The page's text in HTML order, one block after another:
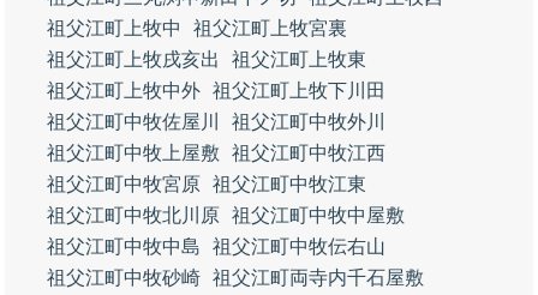
祖父江町上牧中
祖父江町上牧宮裏
祖父江町上牧戌亥出
祖父江町上牧東
祖父江町上牧中外 祖父江町上牧下川田
祖父江町中牧佐屋川
祖父江町中牧外川
祖父江町中牧上屋敷
祖父江町中牧江西
祖父江町中牧宮原 祖父江町中牧江東
祖父江町中牧北川原 祖父江町中牧中屋敷
祖父江町中牧中島
祖父江町中牧伝右山
祖父江町中牧砂崎 祖父江町両寺内千石屋敷